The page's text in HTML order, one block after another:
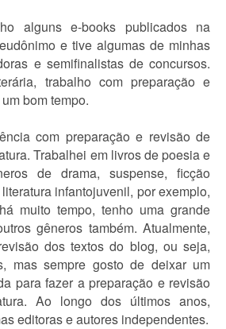
alguns e-books publicados na
e tive algumas de minhas
e semifinalistas de concursos.
trabalho com preparação e
bom tempo.
com preparação e revisão de
Trabalhei em livros de poesia e
de drama, suspense, ficção
infantojuvenil, por exemplo,
muito tempo, tenho uma grande
gêneros também. Atualmente,
dos textos do blog, ou seja,
mas sempre gosto de deixar um
para fazer a preparação e revisão
Ao longo dos últimos anos,
editoras e autores independentes.